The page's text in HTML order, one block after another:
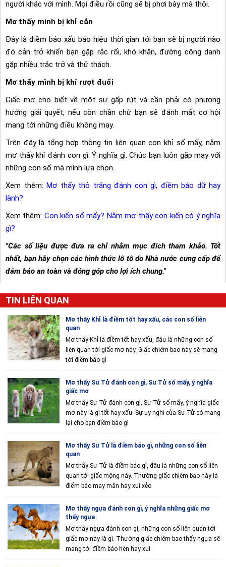
người khác với mình. Mọi điều rồi cũng sẽ bị phơi bày mà thôi.
Mơ thấy mình bị khỉ cắn
Đây là điềm báo xấu báo hiệu thời gian tới bạn sẽ bị người nào
đó cản trở khiến bạn gặp rắc rối, khó khăn, đường công danh
gặp nhiều trắc trở và thử thách.
Mơ thấy mình bị khỉ rượt đuổi
Giấc mơ cho biết về một sự gấp rút và cần phải có phương
hướng giải quyết, nếu còn chần chừ bạn sẽ đánh mất cơ hội
mang tới những điều không may.
Trên đây là tổng hợp thông tin liên quan con khỉ số mấy, nằm
mơ thấy khỉ đánh con gì. Ý nghĩa gì. Chúc bạn luôn gặp may với
những con số mà mình lựa chọn.
Xem thêm: Mơ thấy thỏ trắng đánh con gì, điềm báo dữ hay
lành?
Xem thêm: Con kiến số mấy? Nằm mơ thấy con kiến có ý nghĩa
gì?
"Các số liệu được đưa ra chỉ nhằm mục đích tham khảo. Tốt
nhất, bạn hãy chọn các hình thức lô tô do Nhà nước cung cấp để
đảm bảo an toàn và đóng góp cho lợi ích chung."
TIN LIÊN QUAN
Mơ thấy Khỉ là điềm tốt hay xấu, các con số liên
quan
Mơ thấy Khỉ là điềm tốt hay xấu, đâu là những con số
liên quan tới giấc mơ này. Giấc chiêm bao này sẽ mang
tới điềm báo gì
Mơ thấy Sư Tử đánh con gì, Sư Tử số mấy, ý nghĩa
giấc mơ
Mơ thấy Sư Tử đánh con gì, Sư Tử số mấy, ý nghĩa giấc
mơ này là gì tốt hay xấu. Sự uy nghi của Sư Tử có mang
lại cho bạn điềm báo gì
Mơ thấy Sư Tử là điềm báo gì, những con số liên
quan
Mơ thấy Sư Tử là điềm báo gì, đâu là những con số liên
quan tới giấc mộng này. Thường giấc chiêm bao này là
điểm báo may mắn hay xui xẻo
Mơ thấy ngựa đánh con gì, ý nghĩa những giấc mơ
thấy ngựa
Mơ thấy ngựa đánh con gì, những con số liên quan tới
giấc mơ này là gì. Thường giấc chiêm bao thấy ngựa sẽ
mang tới điềm báo hên hay xui